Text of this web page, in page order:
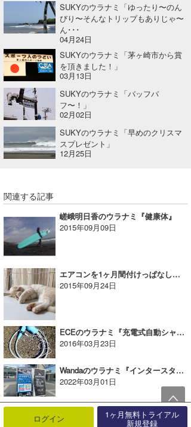
SUKYのウラナミ「ゆったり〜のん
びり〜そんなトリップもありじゃ〜
ん･･･
04月24日
SUKYのウラナミ「茅ヶ崎市から賞
を頂きました！」
03月13日
SUKYのウラナミ「バッフバ
フ〜！」
02月02日
SUKYのウラナミ「早めのクリスマ
スプレゼント」
12月25日
関連する記事
嵯峨明日香のウラナミ『健康体』
2015年09月09日
エアコンを1ヶ月間付けっぱなしに……電気代が驚きの結果に!?｜まっきーのウラナミ
2015年09月24日
ECEのウラナミ『充電式自動シャワー！』
2016年03月23日
Wandaのウラナミ『インタースタイル2022』
2022年03月01日
G◎Daのウラナミ『夏の恥ずかしいできごと』
2021年09月06日
ログイン 1ヶ月無料トライアル
新規登録